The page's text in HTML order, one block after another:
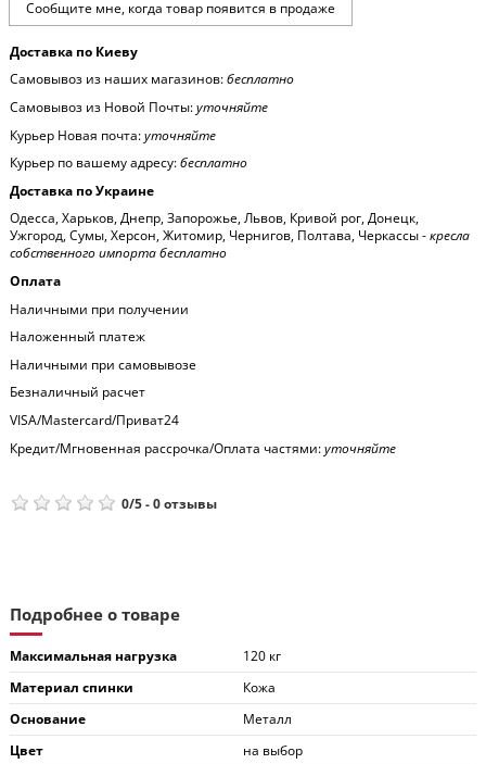
Доставка по Киеву
Самовывоз из наших магазинов:бесплатно
Самовывоз из Новой Почты:уточняйте
Курьер Новая почта:уточняйте
Курьер по вашему адресу:бесплатно
Доставка по Украине
Одесса, Харьков, Днепр, Запорожье, Львов, Кривой рог, Донецк,
Ужгород, Сумы, Херсон, Житомир, Чернигов, Полтава, Черкассы -кресла
собственного импорта бесплатно
Оплата
Наличными при получении
Наложенный платеж
Наличными при самовывозе
Безналичный расчет
VISA/Mastercard/Приват24
Кредит/Мгновенная рассрочка/Оплата частями:уточняйте
0/5-0отзывы
Подробнее о товаре
Максимальная нагрузка
120 кг
Материал спинки
Кожа
Основание
Металл
Цвет
на выбор